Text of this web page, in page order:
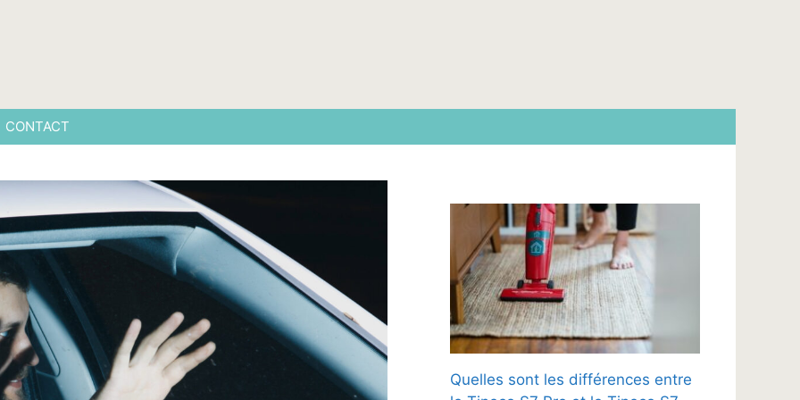
CONTACT
Quelles sont les différences entre